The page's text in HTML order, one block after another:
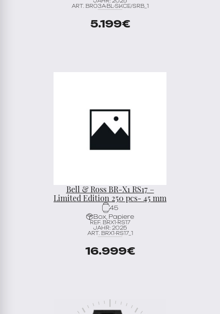
JAHR: 2025
ART. BR03A-BL-SKCE/SRB_1
5.199€
Bell & Ross BR-X1 RS17 –
Limited Edition 250 pcs- 45 mm
45
Box, Papiere
REF. BRX1-RS17
JAHR: 2025
ART. BRX1-RS17_1
16.999€